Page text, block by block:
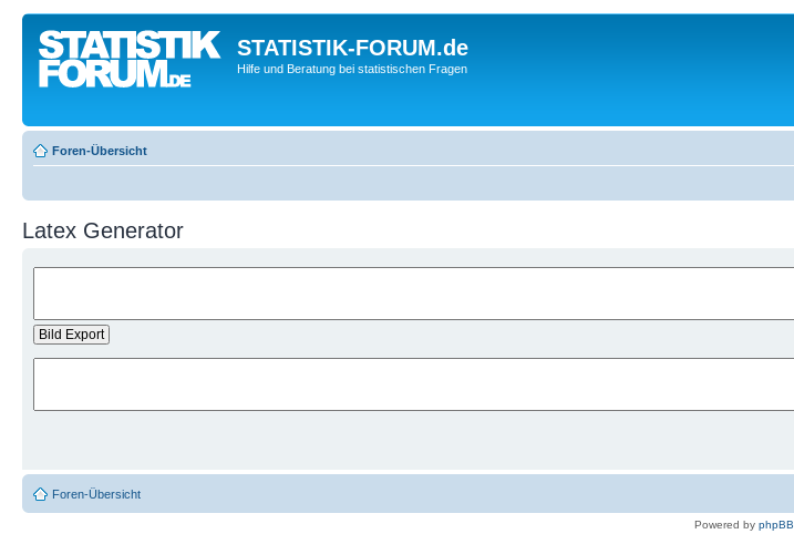
STATISTIK-FORUM.de
Hilfe und Beratung bei statistischen Fragen
Foren-Übersicht
Latex Generator
Foren-Übersicht
Powered by phpBB